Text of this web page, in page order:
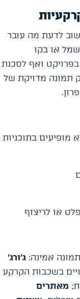
לדעת מה עובר
או בקו
בפרויקט ואף לסכנת
תמונה מדויקת של
מופיעים בתוכניות
או לריצוף
אמינה: ג׳ורג׳
בשכבות הקרקע
מאתרים